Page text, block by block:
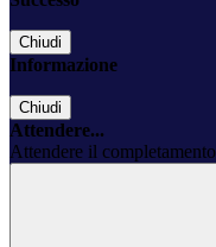
Chiudi
Informazione
Chiudi
Attendere...
Attendere il